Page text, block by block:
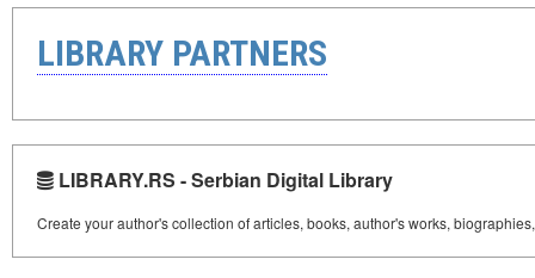
LIBRARY PARTNERS
LIBRARY.RS - Serbian Digital Library
Create your author's collection of articles, books, author's works,